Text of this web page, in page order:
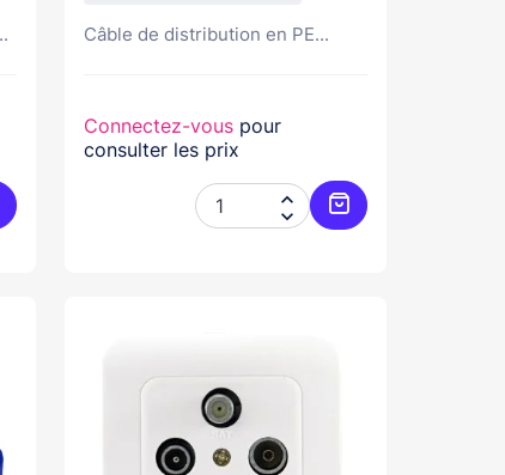
au panier
Câble de distribution en PE...
Connectez-vous pour
consulter les prix


Ajouter au panier